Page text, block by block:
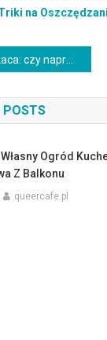
na
pomaga złagodzić objawy?
POSTS
Ogród
Z Balkonu
queercafe.pl